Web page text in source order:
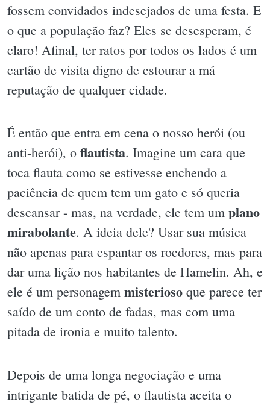
fossem convidados indesejados de uma festa. E
o que a população faz? Eles se desesperam, é
claro! Afinal, ter ratos por todos os lados é um
cartão de visita digno de estourar a má
reputação de qualquer cidade.
É então que entra em cena o nosso herói (ou
anti-herói), o flautista. Imagine um cara que
toca flauta como se estivesse enchendo a
paciência de quem tem um gato e só queria
descansar - mas, na verdade, ele tem um plano
mirabolante. A ideia dele? Usar sua música
não apenas para espantar os roedores, mas para
dar uma lição nos habitantes de Hamelin. Ah, e
ele é um personagem misterioso que parece ter
saído de um conto de fadas, mas com uma
pitada de ironia e muito talento.
Depois de uma longa negociação e uma
intrigante batida de pé, o flautista aceita o